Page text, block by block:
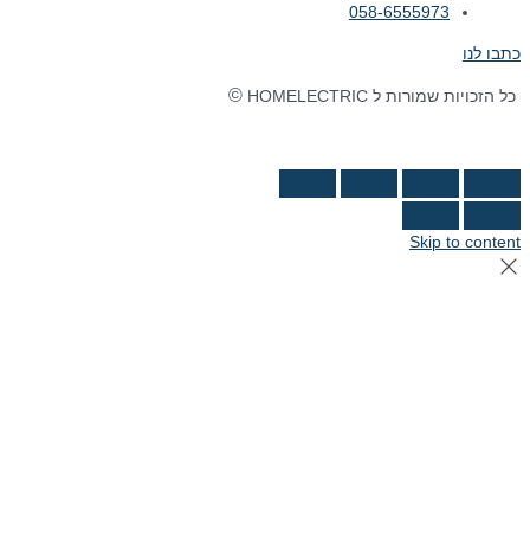
058-6555973
כתבו לנו
כל הזכויות שמורות ל HOMELECTRIC ©
Skip to content